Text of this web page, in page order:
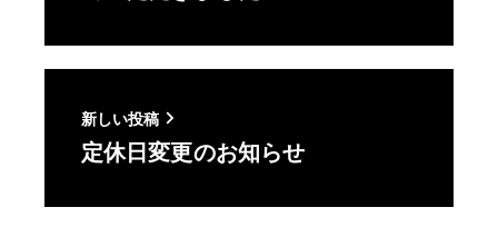
新しい投稿
定休日変更のお知らせ